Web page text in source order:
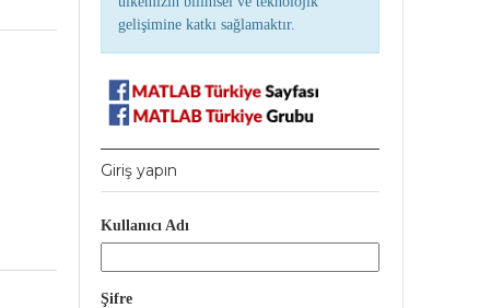
gelişimine katkı sağlamaktır.
Giriş yapın
Kullanıcı Adı
Şifre